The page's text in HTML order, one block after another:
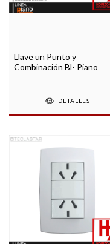
Llave un Punto y
Combinación Bl- Piano
DETALLES